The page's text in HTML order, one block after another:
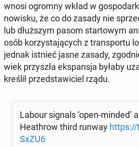
wnosi ogromny wkład w
no­wi­sku, że co do zasady nie
lub dłuż­szym pasom star­to­wym
osób ko­rzy­sta­ją­cych z trans­por­tu
jednak istnieć jasne zasady,
wiek przy­szła eks­pan­sja byłaby
kre­ślił przed­sta­wi­ciel rządu.
Labour signals ‘open-minded’
He­ath­row third runway
SxZU6